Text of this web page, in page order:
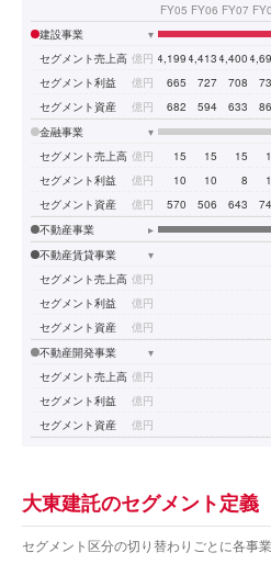
FY05 FY06 FY07
建設事業
▾
セグメント売上高 億円 4,199 4,413 4,400
セグメント利益
億円 665 727 708
セグメント資産
億円 682 594 633
金融事業
▾
セグメント売上高 億円 15 15 15
セグメント利益
億円 10 10 8
セグメント資産
億円 570 506 643
不動産事業
▸
不動産賃貸事業
▾
セグメント売上高 億円
セグメント利益
億円
セグメント資産
億円
不動産開発事業
▾
セグメント売上高 億円
セグメント利益
億円
セグメント資産
億円
大東建託のセグメント定義
セグメント区分の切り替わりごとに各事